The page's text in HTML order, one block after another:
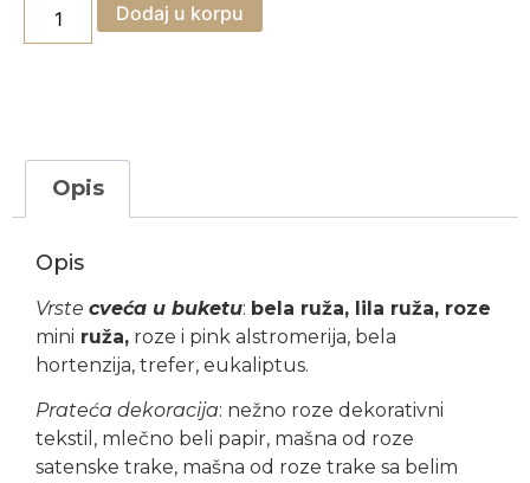
Dodaj u korpu
Opis
Opis
Vrste cveća u buketu: bela ruža, lila ruža, roze
mini ruža, roze i pink alstromerija, bela
hortenzija, trefer, eukaliptus.
Prateća dekoracija: nežno roze dekorativni
tekstil, mlečno beli papir, mašna od roze
satenske trake, mašna od roze trake sa belim